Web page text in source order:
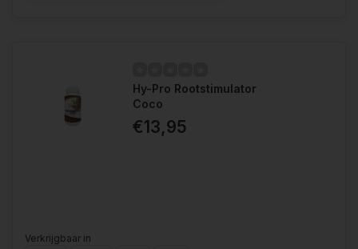
Hy-Pro Rootstimulator
Coco
€13,95
Verkrijgbaar in